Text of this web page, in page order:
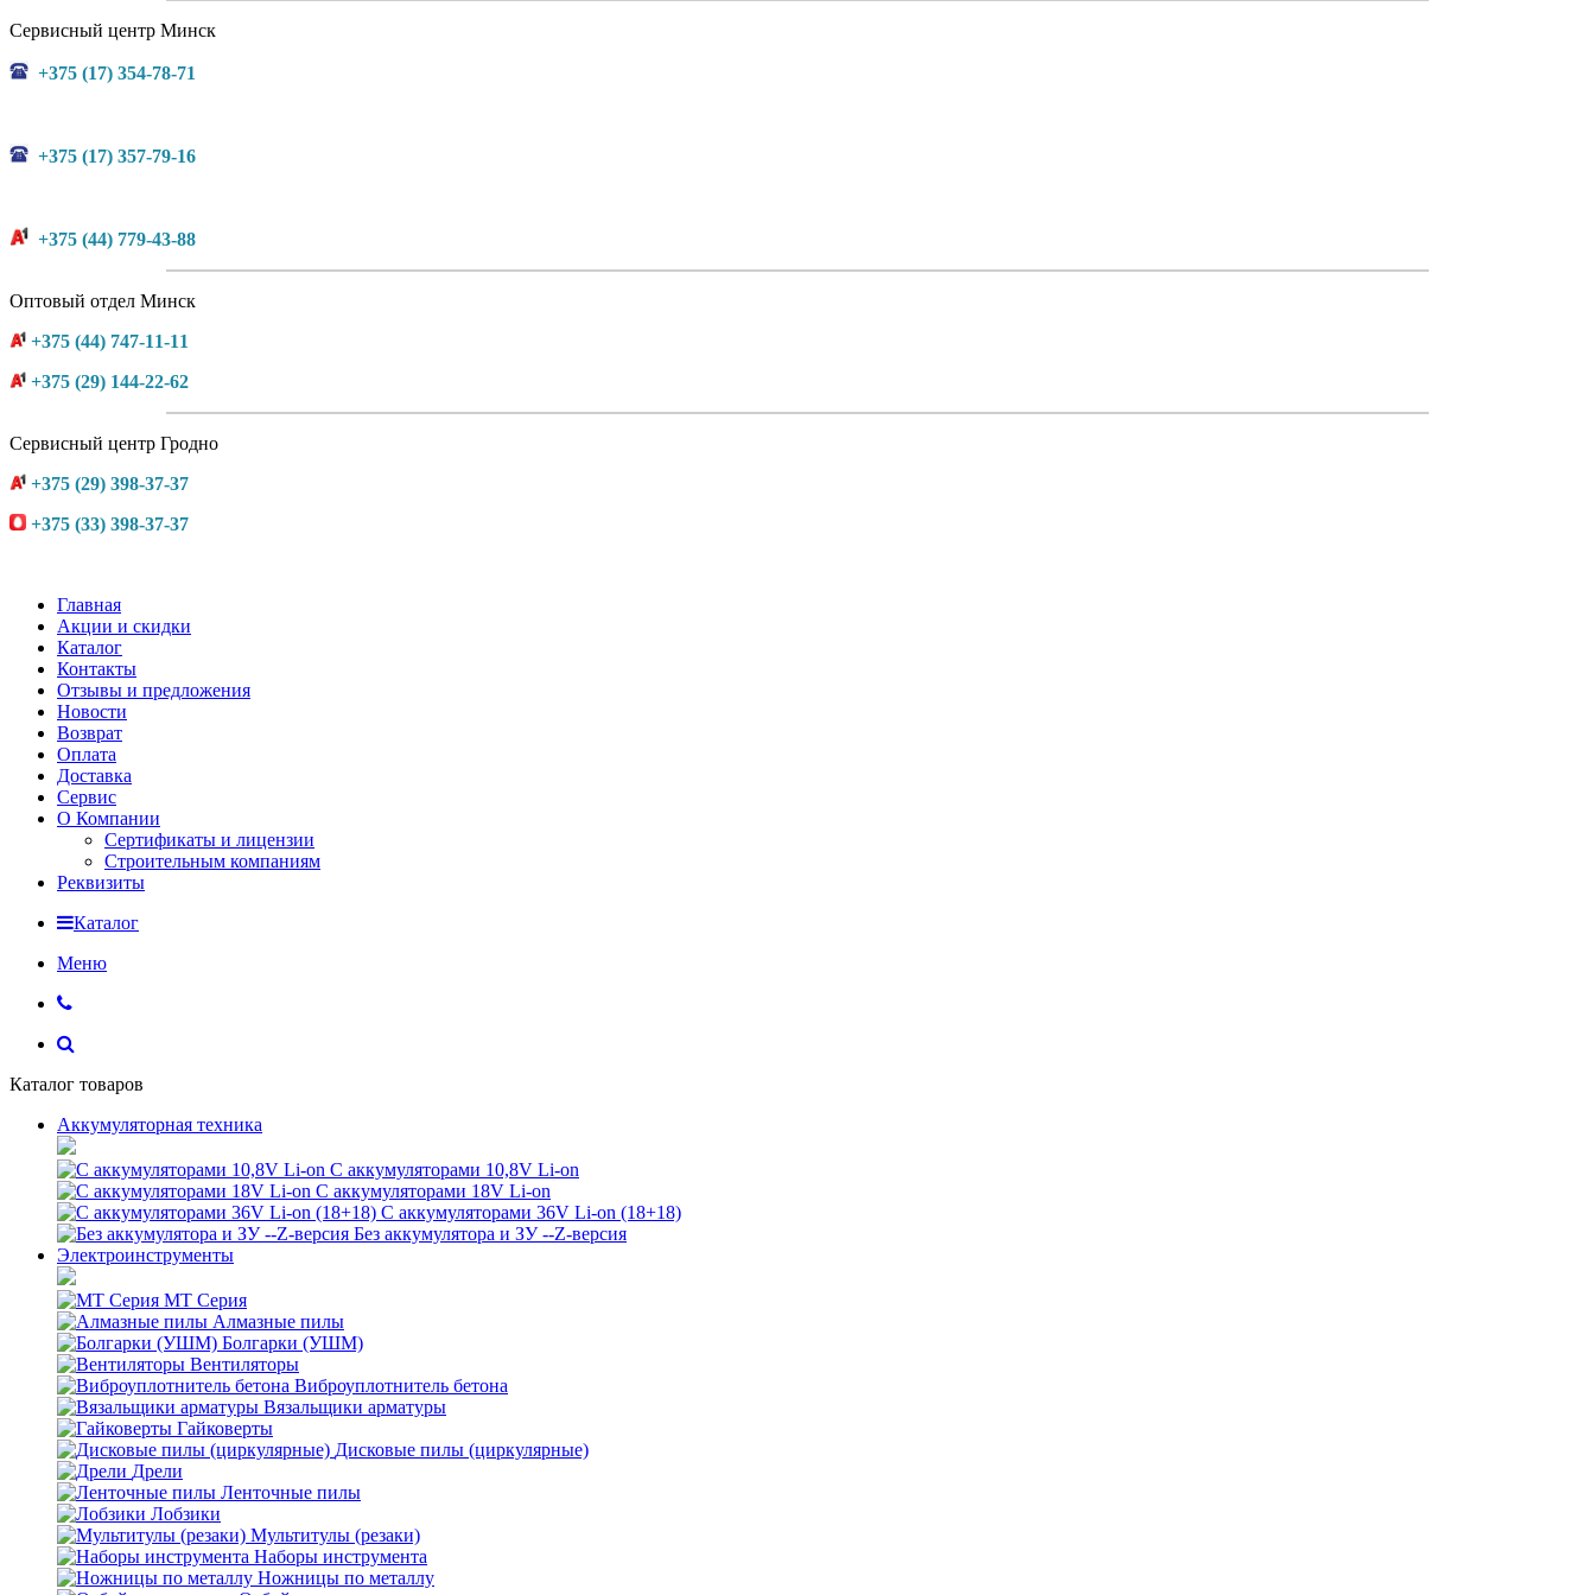
Сервисный центр Минск
+375 (17) 354-78-71
+375 (17) 357-79-16
+375 (44) 779-43-88
Оптовый отдел Минск
+375 (44) 747-11-11
+375 (29) 144-22-62
Сервисный центр Гродно
+375 (29) 398-37-37
+375 (33) 398-37-37
Главная
Акции и скидки
Каталог
Контакты
Отзывы и предложения
Новости
Возврат
Оплата
Доставка
Сервис
О Компании
Сертификаты и лицензии
Строительным компаниям
Реквизиты
Каталог
Меню
Каталог товаров
Аккумуляторная техника
С аккумуляторами 10,8V Li-on
С аккумуляторами 18V Li-on
С аккумуляторами 36V Li-on (18+18)
Без аккумулятора и ЗУ --Z-версия
Электроинструменты
MT Серия
Алмазные пилы
Болгарки (УШМ)
Вентиляторы
Виброуплотнитель бетона
Вязальщики арматуры
Гайковерты
Дисковые пилы (циркулярные)
Дрели
Ленточные пилы
Лобзики
Мультитулы (резаки)
Наборы инструмента
Ножницы по металлу